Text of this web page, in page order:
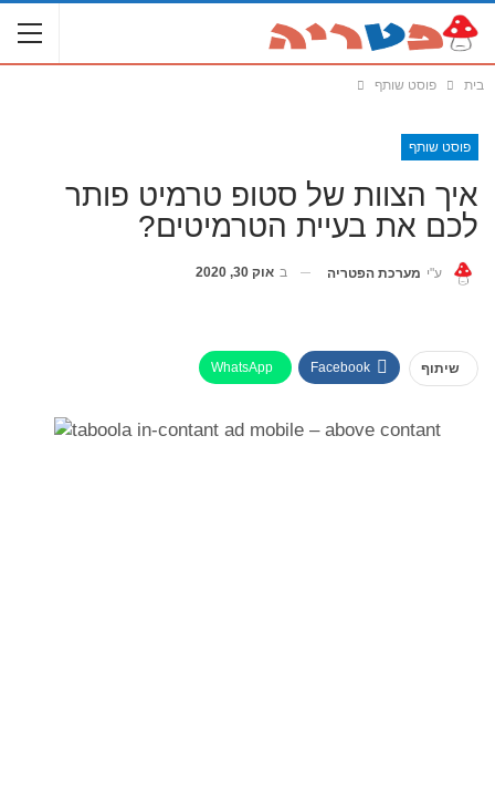
בית פוסט שותף
פוסט שותף
איך הצוות של סטופ טרמיט פותר
לכם את בעיית הטרמיטים?
ע"י מערכת הפטריה ב אוק 30, 2020
שיתוף Facebook
WhatsApp